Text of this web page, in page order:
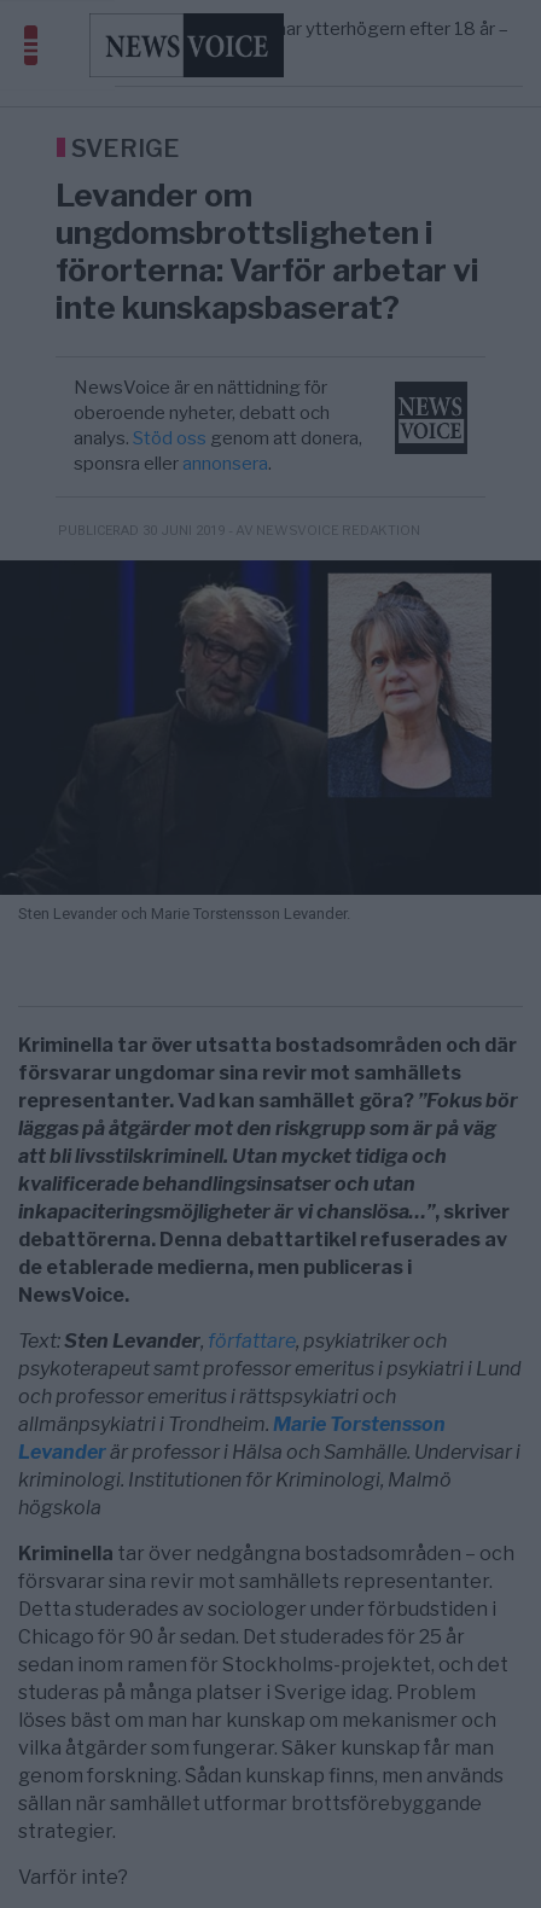
10:51
Sanna Hill lämnar ytterhögern efter 18 år –
Överger tanken om ett ...
TECHNOLOGY — Belarusian scientists identify
ECONOMY — What is P2B lending — and how does it
23:16 OPINION — Daniel Permingers klockrena medicin för
Sverige
SVERIGE
Levander om
ungdomsbrottsligheten i
förorterna: Varför arbetar vi
inte kunskapsbaserat?
NewsVoice är en nättidning för
oberoende nyheter, debatt och
analys.Stöd oss genom att donera,
sponsra eller annonsera.
PUBLICERAD 30 JUNI 2019 - AV NEWSVOICE REDAKTION
Sten Levander och Marie Torstensson Levander.
Kriminella tar över utsatta bostadsområden och där
försvarar ungdomar sina revir mot samhällets
representanter. Vad kan samhället göra? ”Fokus bör
läggas på åtgärder mot den riskgrupp som är på väg
att bli livsstilskriminell. Utan mycket tidiga och
kvalificerade behandlingsinsatser och utan
inkapaciteringsmöjligheter är vi chanslösa…”, skriver
debattörerna. Denna debattartikel refuserades av
de etablerade medierna, men publiceras i
NewsVoice.
Text: Sten Levander, författare, psykiatriker och
psykoterapeut samt professor emeritus i psykiatri i Lund
och professor emeritus i rättspsykiatri och
allmänpsykiatri i Trondheim. Marie Torstensson
Levanderär professor i Hälsa och Samhälle. Undervisar i
kriminologi. Institutionen för Kriminologi, Malmö
högskola
Kriminella tar över nedgångna bostadsområden – och
försvarar sina revir mot samhällets representanter.
Detta studerades av sociologer under förbudstiden i
Chicago för 90 år sedan. Det studerades för 25 år
sedan inom ramen för Stockholms-projektet, och det
studeras på många platser i Sverige idag. Problem
löses bäst om man har kunskap om mekanismer och
vilka åtgärder som fungerar. Säker kunskap får man
genom forskning. Sådan kunskap finns, men används
sällan när samhället utformar brottsförebyggande
strategier.
Varför inte?